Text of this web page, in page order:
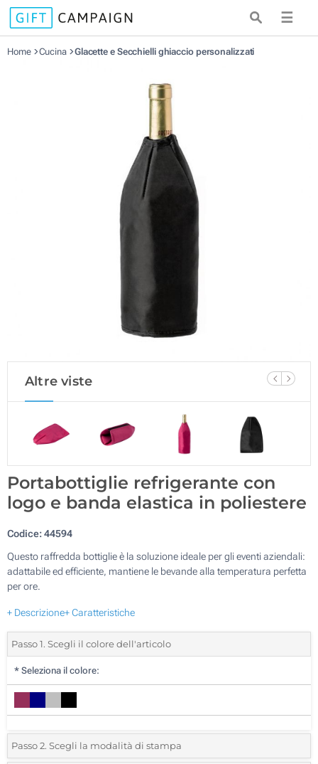
☰
Home Cucina Glacette e Secchielli ghiaccio personalizzati
Altre viste
Portabottiglie refrigerante con
logo e banda elastica in poliestere
Codice:44594
Questo raffredda bottiglie è la soluzione ideale per gli eventi aziendali:
adattabile ed efficiente, mantiene le bevande alla temperatura perfetta
per ore.
+ Descrizione+ Caratteristiche
Passo 1. Scegli il colore dell'articolo
* Seleziona il colore:
Passo 2. Scegli la modalità di stampa